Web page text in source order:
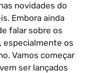
novidades do
Embora ainda
falar sobre os
especialmente os
Vamos começar
ser lançados